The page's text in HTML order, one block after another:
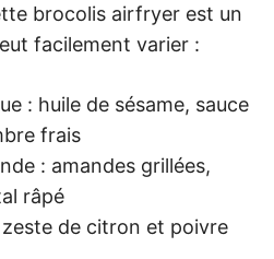
brocolis airfryer est un
facilement varier :
: huile de sésame, sauce
frais
: amandes grillées,
râpé
de citron et poivre